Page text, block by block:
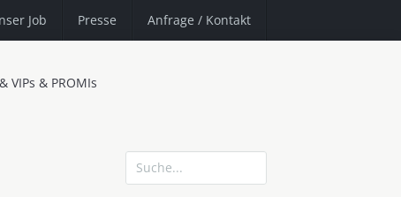
Job Presse Anfrage / Kontakt
VIPs & PROMIs